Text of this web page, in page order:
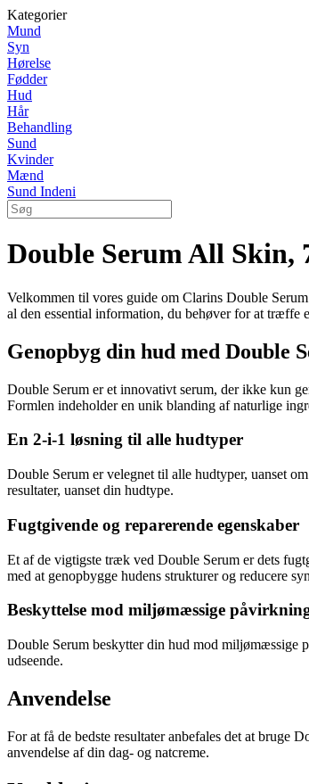
Kategorier
Mund
Syn
Hørelse
Fødder
Hud
Hår
Behandling
Sund
Kvinder
Mænd
Sund Indeni
Double Serum All Skin,
Velkommen til vores guide om Clarins Double
al den essential information, du behøver for at træffe
Genopbyg din hud med Double
Double Serum er et innovativt serum, der ikke kun
Formlen indeholder en unik blanding af naturlige
En 2-i-1 løsning til alle hudtyper
Double Serum er velegnet til alle hudtyper, uanset
resultater, uanset din hudtype.
Fugtgivende og reparerende egenskaber
Et af de vigtigste træk ved Double Serum er dets
med at genopbygge hudens strukturer og reducere
Beskyttelse mod miljømæssige
Double Serum beskytter din hud mod miljømæssige
udseende.
Anvendelse
For at få de bedste resultater anbefales det at bruge
anvendelse af din dag- og natcreme.